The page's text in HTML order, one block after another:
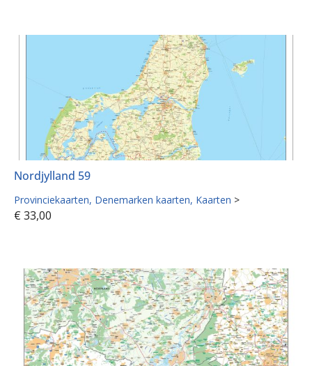
Nordjylland 59
Provinciekaarten Denemarken kaarten Kaarten >
€ 33,00